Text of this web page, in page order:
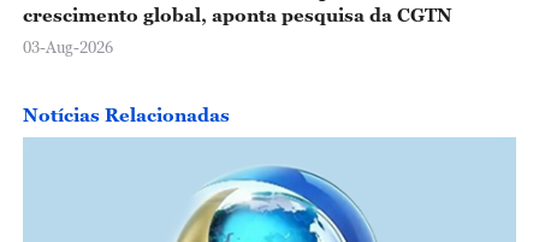
crescimento global, aponta pesquisa da CGTN
03-Aug-2026
Notícias Relacionadas